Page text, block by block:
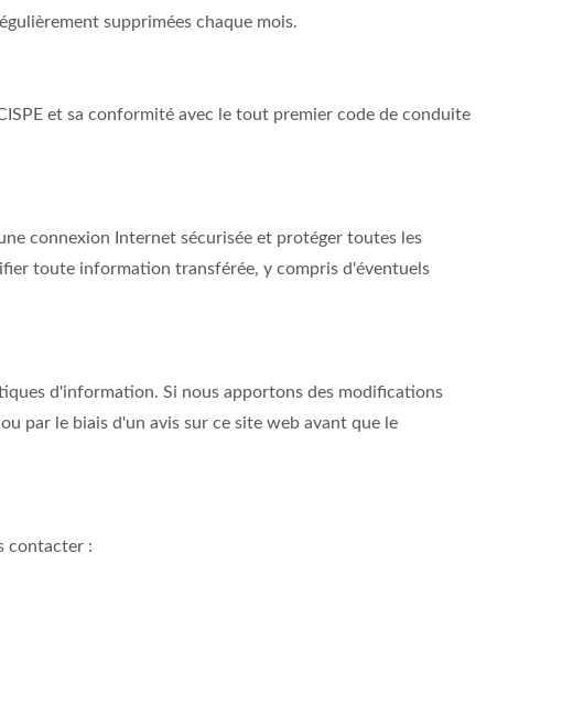
supprimées chaque mois.
et sa conformité avec le tout premier code de conduite
connexion Internet sécurisée et protéger toutes les
toute information transférée, y compris d'éventuels
d'information. Si nous apportons des modifications
par le biais d'un avis sur ce site web avant que le
contacter :